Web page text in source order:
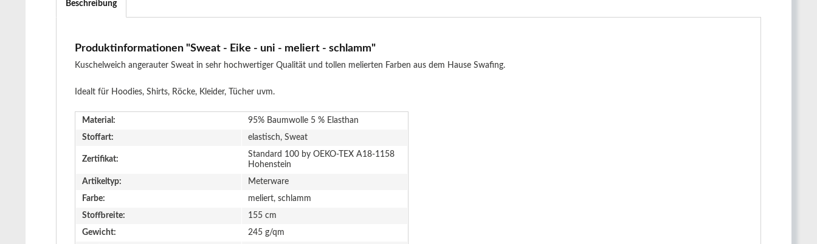
Beschreibung
Produktinformationen "Sweat - Eike - uni - meliert - schlamm"
Kuschelweich angerauter Sweat in sehr hochwertiger Qualität und tollen melierten Farben aus dem Hause Swafing.
Idealt für Hoodies, Shirts, Röcke, Kleider, Tücher uvm.
Material:
95% Baumwolle 5 % Elasthan
Stoffart:
elastisch, Sweat
Zertifikat:
Standard 100 by OEKO-TEX A18-1158
Hohenstein
Artikeltyp:
Meterware
Farbe:
meliert, schlamm
Stoffbreite:
155 cm
Gewicht:
245 g/qm